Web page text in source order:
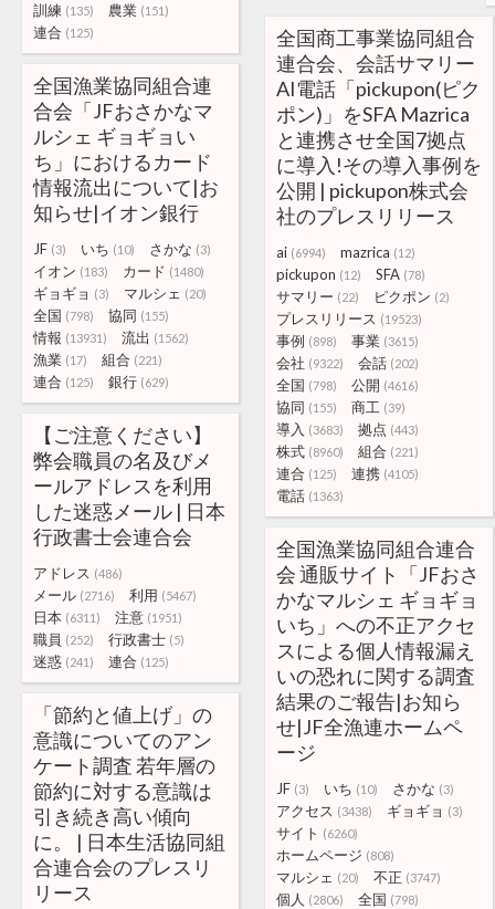
訓練 (135) 農業 (151)
連合 (125)
全国商工事業協同組合
連合会、会話サマリー
AI電話「pickupon(ピク
ポン)」をSFA Mazrica
と連携させ全国7拠点
に導入!その導入事例を
公開 | pickupon株式会
社のプレスリリース
ai (6994) mazrica (12)
pickupon (12) SFA (78)
サマリー (22) ピクポン (2)
プレスリリース (19523)
事例 (898) 事業 (3615)
会社 (9322) 会話 (202)
全国 (798) 公開 (4616)
協同 (155) 商工 (39)
導入 (3683) 拠点 (443)
株式 (8960) 組合 (221)
連合 (125) 連携 (4105)
電話 (1363)
全国漁業協同組合連
合会「JFおさかなマ
ルシェ ギョギョい
ち」におけるカード
情報流出について|お
知らせ|イオン銀行
JF (3) いち (10) さかな (3)
イオン (183) カード (1480)
ギョギョ (3) マルシェ (20)
全国 (798) 協同 (155)
情報 (13931) 流出 (1562)
漁業 (17) 組合 (221)
連合 (125) 銀行 (629)
【ご注意ください】
弊会職員の名及びメ
ールアドレスを利用
した迷惑メール | 日本
行政書士会連合会
アドレス (486)
メール (2716) 利用 (5467)
日本 (6311) 注意 (1951)
職員 (252) 行政書士 (5)
迷惑 (241) 連合 (125)
全国漁業協同組合連合
会 通販サイト「JFおさ
かなマルシェ ギョギョ
いち」への不正アクセ
スによる個人情報漏え
いの恐れに関する調査
結果のご報告|お知ら
せ|JF全漁連ホームペ
ージ
JF (3) いち (10) さかな (3)
アクセス (3438) ギョギョ (3)
サイト (6260)
ホームページ (808)
マルシェ (20) 不正 (3747)
個人 (2806) 全国 (798)
「節約と値上げ」の
意識についてのアン
ケート調査 若年層の
節約に対する意識は
引き続き高い傾向
に。 | 日本生活協同組
合連合会のプレスリ
リース